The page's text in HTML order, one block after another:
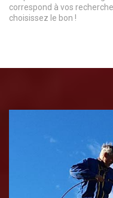
correspond à vos
choisissez le bon !